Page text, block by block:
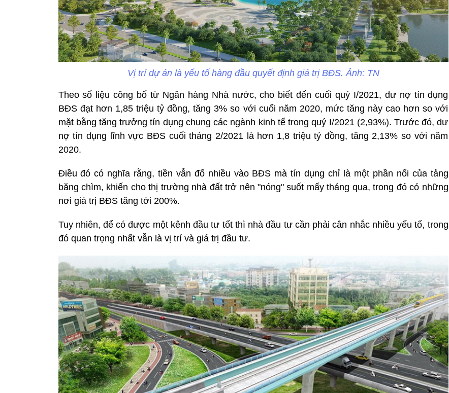
Vị trí dự án là yếu tố hàng đầu quyết định giá trị BĐS. Ảnh: TN
Theo số liệu công bố từ Ngân hàng Nhà nước, cho biết đến cuối quý I/2021, dư nợ tín dụng
BĐS đạt hơn 1,85 triệu tỷ đồng, tăng 3% so với cuối năm 2020, mức tăng này cao hơn so với
mặt bằng tăng trưởng tín dụng chung các ngành kinh tế trong quý I/2021 (2,93%). Trước đó, dư
nợ tín dụng lĩnh vực BĐS cuối tháng 2/2021 là hơn 1,8 triệu tỷ đồng, tăng 2,13% so với năm
2020.
Điều đó có nghĩa rằng, tiền vẫn đổ nhiều vào BĐS mà tín dụng chỉ là một phần nổi của tảng
băng chìm, khiến cho thị trường nhà đất trở nên "nóng" suốt mấy tháng qua, trong đó có những
nơi giá trị BĐS tăng tới 200%.
Tuy nhiên, để có được một kênh đầu tư tốt thì nhà đầu tư cần phải cân nhắc nhiều yếu tố, trong
đó quan trọng nhất vẫn là vị trí và giá trị đầu tư.